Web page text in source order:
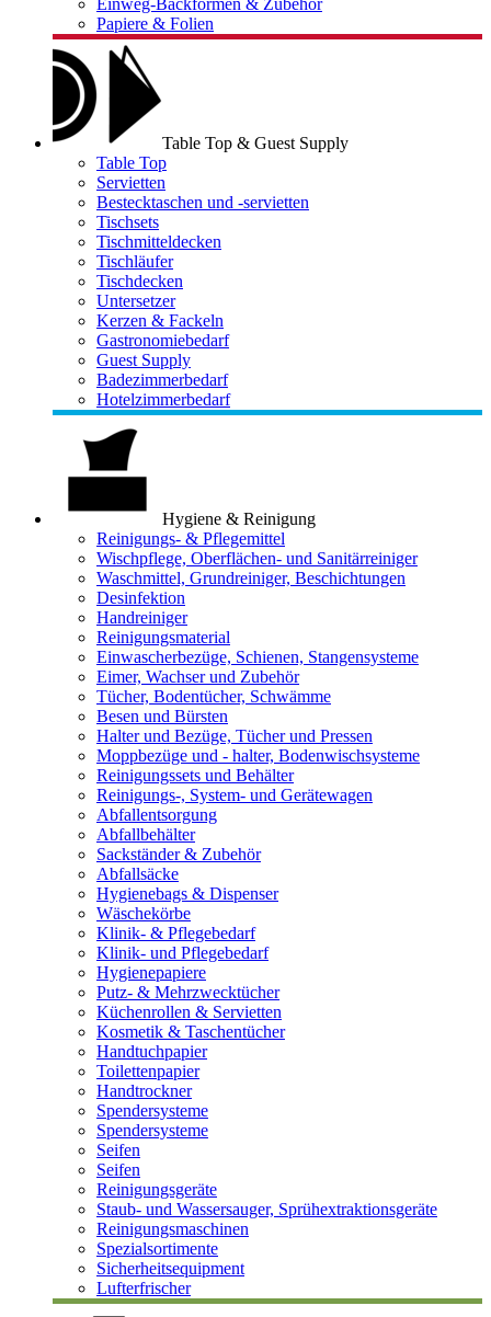
Einweg-Backformen & Zubehör
Papiere & Folien
Table Top & Guest Supply
Table Top
Servietten
Bestecktaschen und -servietten
Tischsets
Tischmitteldecken
Tischläufer
Tischdecken
Untersetzer
Kerzen & Fackeln
Gastronomiebedarf
Guest Supply
Badezimmerbedarf
Hotelzimmerbedarf
Hygiene & Reinigung
Reinigungs- & Pflegemittel
Wischpflege, Oberflächen- und Sanitärreiniger
Waschmittel, Grundreiniger, Beschichtungen
Desinfektion
Handreiniger
Reinigungsmaterial
Einwascherbezüge, Schienen, Stangensysteme
Eimer, Wachser und Zubehör
Tücher, Bodentücher, Schwämme
Besen und Bürsten
Halter und Bezüge, Tücher und Pressen
Moppbezüge und - halter, Bodenwischsysteme
Reinigungssets und Behälter
Reinigungs-, System- und Gerätewagen
Abfallentsorgung
Abfallbehälter
Sackständer & Zubehör
Abfallsäcke
Hygienebags & Dispenser
Wäschekörbe
Klinik- & Pflegebedarf
Klinik- und Pflegebedarf
Hygienepapiere
Putz- & Mehrzwecktücher
Küchenrollen & Servietten
Kosmetik & Taschentücher
Handtuchpapier
Toilettenpapier
Handtrockner
Spendersysteme
Spendersysteme
Seifen
Seifen
Reinigungsgeräte
Staub- und Wassersauger, Sprühextraktionsgeräte
Reinigungsmaschinen
Spezialsortimente
Sicherheitsequipment
Lufterfrischer